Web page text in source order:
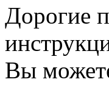
Дорогие
Вы